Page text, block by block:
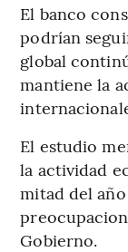
El banco
podrían
global
mantiene la
El estudio
la actividad
mitad del
Gobierno.